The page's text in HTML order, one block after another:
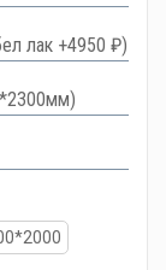
лак +4950 ₽)